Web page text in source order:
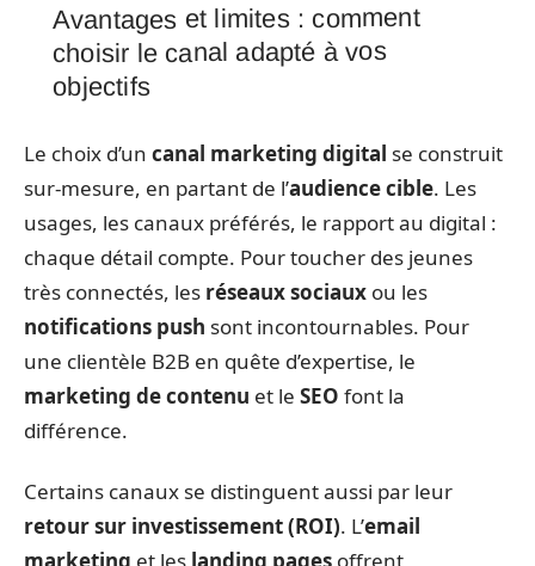
Avantages et limites : comment
choisir le canal adapté à vos
objectifs
Le choix d’un canal marketing digital se construit
sur-mesure, en partant de l’audience cible. Les
usages, les canaux préférés, le rapport au digital :
chaque détail compte. Pour toucher des jeunes
très connectés, les réseaux sociaux ou les
notifications push sont incontournables. Pour
une clientèle B2B en quête d’expertise, le
marketing de contenu et le SEO font la
différence.
Certains canaux se distinguent aussi par leur
retour sur investissement (ROI). L’email